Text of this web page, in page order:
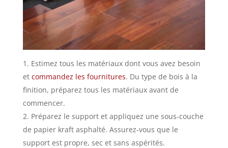
Estimez tous les matériaux dont vous avez besoin
et commandez les fournitures. Du type de bois à la
finition, préparez tous les matériaux avant de
commencer.
Préparez le support et appliquez une sous-couche
de papier kraft asphalté. Assurez-vous que le
support est propre, sec et sans aspérités.